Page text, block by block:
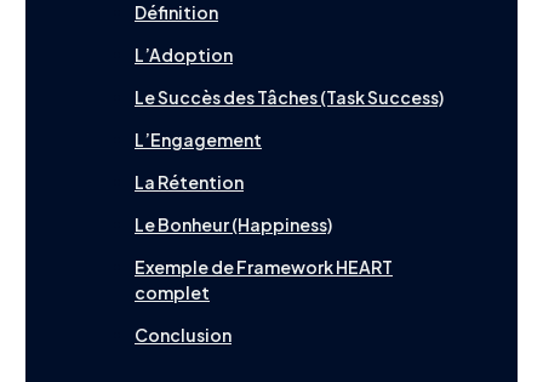
Contact
Définition
L’Adoption
Le Succès des Tâches (Task Success)
L’Engagement
La Rétention
Le Bonheur (Happiness)
Exemple de Framework HEART
complet
Conclusion